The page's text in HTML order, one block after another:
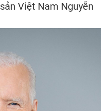
Việt Nam Nguyễn